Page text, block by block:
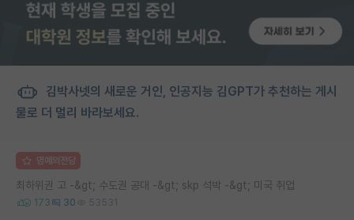
김박사넷의 새로운 거인, 인공지능 김GPT가 추천하는 게시
물로 더 멀리 바라보세요.
명예의전당
최하위권 고 -&gt; 수도권 공대 -&gt; skp 석박 -&gt; 미국 취업
173 30 53531